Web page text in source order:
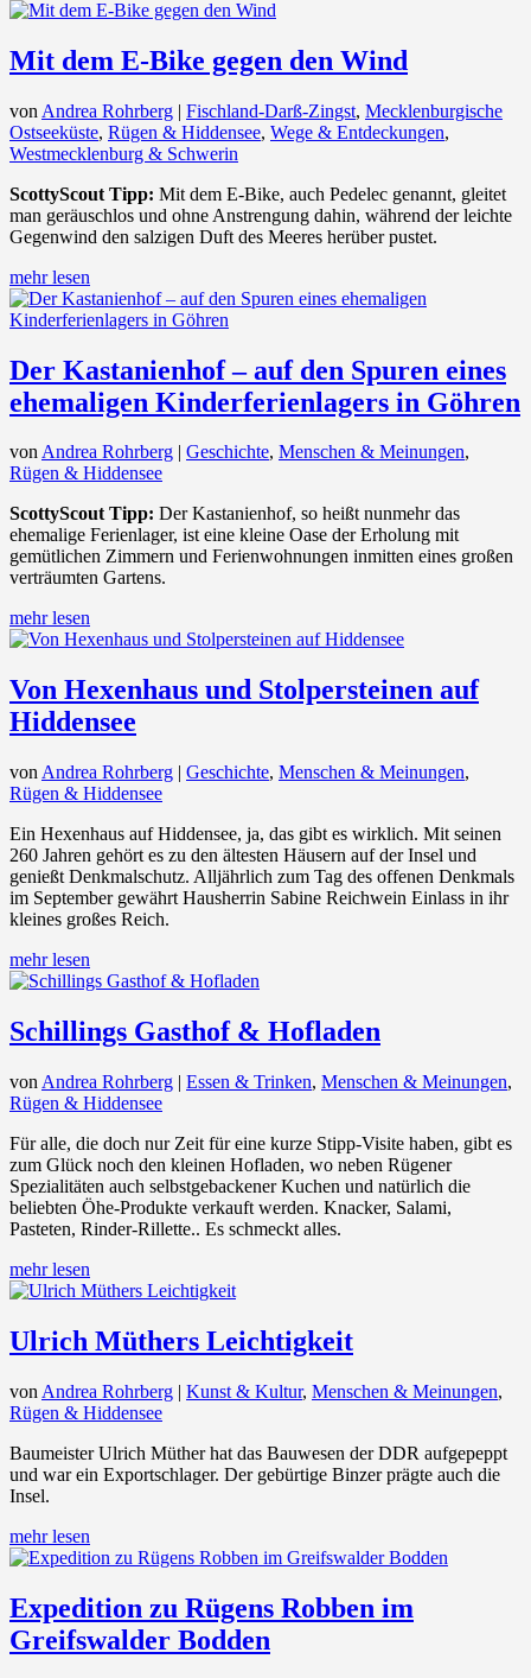
Mit dem E-Bike gegen den Wind
von Andrea Rohrberg | Fischland-Darß-Zingst, Mecklenburgische
Ostseeküste, Rügen & Hiddensee, Wege & Entdeckungen,
Westmecklenburg & Schwerin
ScottyScout Tipp: Mit dem E-Bike, auch Pedelec genannt, gleitet
man geräuschlos und ohne Anstrengung dahin, während der leichte
Gegenwind den salzigen Duft des Meeres herüber pustet.
mehr lesen
Der Kastanienhof – auf den Spuren eines
ehemaligen Kinderferienlagers in Göhren
vonAndrea Rohrberg | Geschichte, Menschen & Meinungen,
Rügen & Hiddensee
ScottyScout Tipp: Der Kastanienhof, so heißt nunmehr das
ehemalige Ferienlager, ist eine kleine Oase der Erholung mit
gemütlichen Zimmern und Ferienwohnungen inmitten eines großen
verträumten Gartens.
mehr lesen
Von Hexenhaus und Stolpersteinen auf
Hiddensee
von Andrea Rohrberg | Geschichte, Menschen & Meinungen,
Rügen & Hiddensee
Ein Hexenhaus auf Hiddensee, ja, das gibt es wirklich. Mit seinen
260 Jahren gehört es zu den ältesten Häusern auf der Insel und
genießt Denkmalschutz. Alljährlich zum Tag des offenen Denkmals
im September gewährt Hausherrin Sabine Reichwein Einlass in ihr
kleines großes Reich.
mehr lesen
Schillings Gasthof & Hofladen
von Andrea Rohrberg | Essen & Trinken, Menschen & Meinungen,
Rügen & Hiddensee
Für alle, die doch nur Zeit für eine kurze Stipp-Visite haben, gibt es
zum Glück noch den kleinen Hofladen, wo neben Rügener
Spezialitäten auch selbstgebackener Kuchen und natürlich die
beliebten Öhe-Produkte verkauft werden. Knacker, Salami,
Pasteten, Rinder-Rillette.. Es schmeckt alles.
mehr lesen
Ulrich Müthers Leichtigkeit
von Andrea Rohrberg | Kunst & Kultur, Menschen & Meinungen,
Rügen & Hiddensee
Baumeister Ulrich Müther hat das Bauwesen der DDR aufgepeppt
und war ein Exportschlager. Der gebürtige Binzer prägte auch die
Insel.
mehr lesen
Expedition zu Rügens Robben im
Greifswalder Bodden